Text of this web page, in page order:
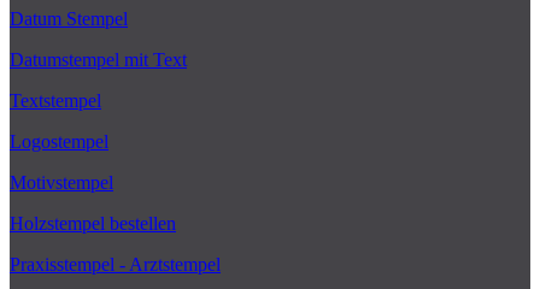
Datum Stempel
Datumstempel mit Text
Textstempel
Logostempel
Motivstempel
Holzstempel bestellen
Praxisstempel - Arztstempel